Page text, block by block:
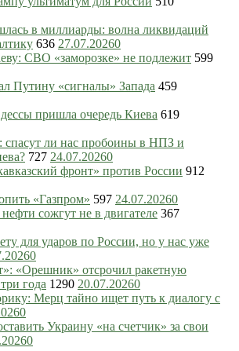
в миллиарды: волна ликвидаций
636 27.07.20260
СВО «заморозке» не подлежит 599
Путину «сигналы» Запада 459
пришла очередь Киева 619
ли нас пробоины в НПЗ и
727 24.07.20260
фронт» против России 912
«Газпром» 597 24.07.20260
сожгут не в двигателе 367
для ударов по России, но у нас уже
0
«Орешник» отсрочил ракетную
года 1290 20.07.20260
Мерц тайно ищет путь к диалогу с
0
Украину «на счетчик» за свои
0